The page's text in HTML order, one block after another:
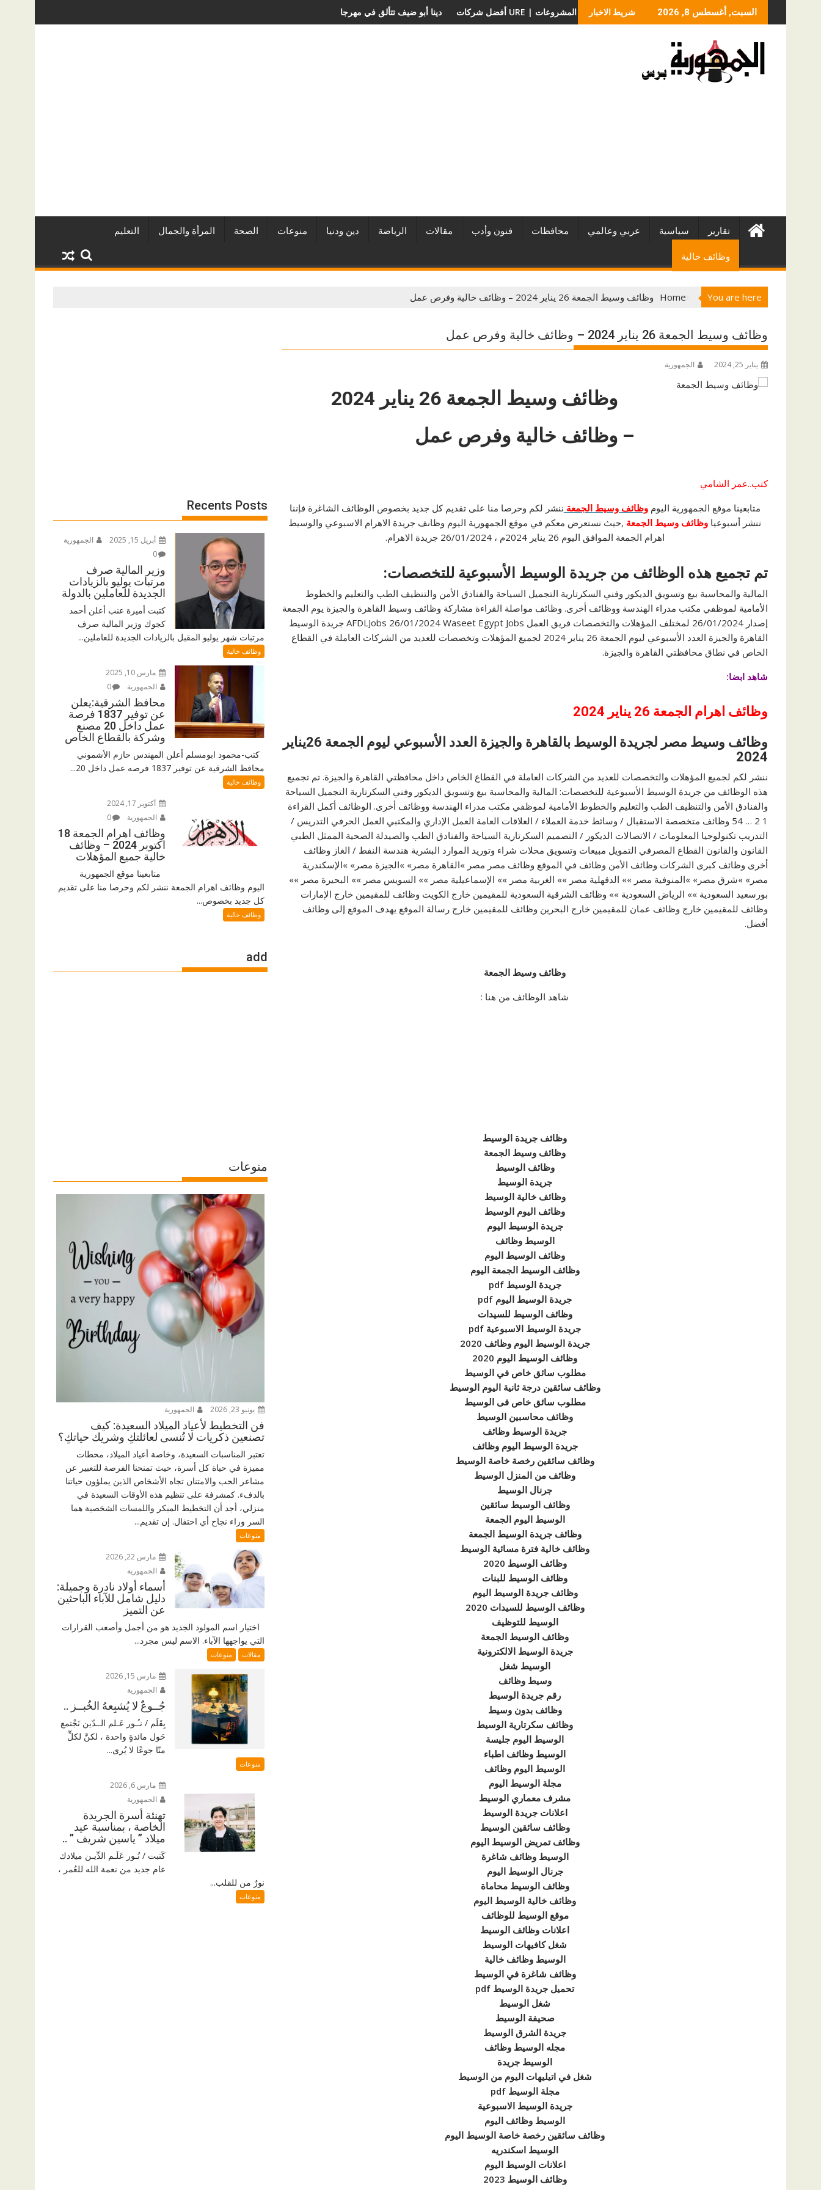
to
السبت, أغسطس 8, 2026 شريط الاخبار دينا أبو ضيف تتألق في مهرجان الصخرة الدولي للفاشون.. وتُتوَّج بلقب أفضل مصممة أزياء لعام 2026 أفضل شركات التطوير العقاري في مصر من URE | أكبر المطورين العقاريين وأبرز المشروعاتسعر عملية الانزلاق الغضروفي بالمنظار؟ ولماذا يختلف من مريض لآخر؟
تقارير سياسية عربي وعالمي محافظات فنون وأدب مقالات الرياضة دين ودنيا منوعات الصحة المرأة والجمال التعليم
وظائف خالية
You are here
Home وظائف وسيط الجمعة 26 يناير 2024 – وظائف خالية وفرص عمل
وظائف وسيط الجمعة 26 يناير 2024 – وظائف خالية وفرص عمل
يناير 25, 2024 الجمهورية
وظائف وسيط الجمعة 26 يناير 2024
– وظائف خالية وفرص عمل
كتب..عمر الشامي
متابعينا موقع الجمهورية اليوموظائف وسيطالجمعة ننشر لكم وحرصا منا على تقديم كل جديد بخصوص الوظائف الشاغرة فإننا
ننشر أسبوعيا وظائف وسيط الجمعة ,حيث نستعرض معكم في موقع الجمهورية اليوم وظاىف جريدة الاهرام الاسبوعي والوسيط
اهرام الجمعة الموافق اليوم 26 يناير 2024م ، 26/01/2024 جريدة الاهرام.
تم تجميع هذه الوظائف من جريدة الوسيط الأسبوعية للتخصصات:
المالية والمحاسبة بيع وتسويق الديكور وفني السكرتارية التجميل السياحة والفنادق الأمن والتنظيف الطب والتعليم والخطوط
الأمامية لموظفي مكتب مدراء الهندسة ووظائف أخرى. وظائف مواصلة القراءة مشاركة وظائف وسيط القاهرة والجيزة يوم الجمعة
إصدار 26/01/2024 لمختلف المؤهلات والتخصصات فريق العمل AFDLJobs 26/01/2024 Waseet Egypt Jobs جريدة الوسيط
القاهرة والجيزة العدد الأسبوعي ليوم الجمعة 26 يناير 2024 لجميع المؤهلات وتخصصات للعديد من الشركات العاملة في القطاع
الخاص في نطاق محافظتي القاهرة والجيزة.
شاهد ابضا:
وظائف اهرام الجمعة 26 يناير 2024
وظائف وسيط مصر لجريدة الوسيط بالقاهرة والجيزة العدد الأسبوعي ليوم الجمعة 26يناير
2024
ننشر لكم لجميع المؤهلات والتخصصات للعديد من الشركات العاملة في القطاع الخاص داخل محافظتي القاهرة والجيزة. تم تجميع
هذه الوظائف من جريدة الوسيط الأسبوعية للتخصصات: المالية والمحاسبة بيع وتسويق الديكور وفني السكرتارية التجميل السياحة
والفنادق الأمن والتنظيف الطب والتعليم والخطوط الأمامية لموظفي مكتب مدراء الهندسة ووظائف أخرى. الوظائف أكمل القراءة
1 2 … 54 وظائف متخصصة الاستقبال / وسائط خدمة العملاء / العلاقات العامة العمل الإداري والمكتبي العمل الحرفي التدريس /
التدريب تكنولوجيا المعلومات / الاتصالات الديكور / التصميم السكرتارية السياحة والفنادق الطب والصيدلة الصحية الممثل الطبي
القانون والقانون القطاع المصرفي التمويل مبيعات وتسويق محلات شراء وتوريد الموارد البشرية هندسة النفط / الغاز وظائف
أخرى وظائف كبرى الشركات وظائف الأمن وظائف في الموقع وظائف مصر مصر »القاهرة مصر» »الجيزة مصر» »الإسكندرية
مصر» »شرق مصر» »المنوفية مصر »» الدقهلية مصر »» الغربية مصر »» الإسماعيلية مصر »» السويس مصر »» البحيرة مصر »»
بورسعيد السعودية »» الرياض السعودية »» وظائف الشرقية السعودية للمقيمين خارج الكويت وظائف للمقيمين خارج الإمارات
وظائف للمقيمين خارج وظائف عمان للمقيمين خارج البحرين وظائف للمقيمين خارج رسالة الموقع يهدف الموقع إلى وظائف
أفضل.
وظائف وسيط الجمعة
شاهد الوظائف من هنا :
وظائف جريدة الوسيط
وظائف وسيط الجمعة
وظائف الوسيط
جريدة الوسيط
وظائف خالية الوسيط
وظائف اليوم الوسيط
جريدة الوسيط اليوم
الوسيط وظائف
وظائف الوسيط اليوم
وظائف الوسيط الجمعة اليوم
جريدة الوسيط pdf
جريدة الوسيط اليوم pdf
وظائف الوسيط للسيدات
جريدة الوسيط الاسبوعية pdf
جريدة الوسيط اليوم وظائف 2020
وظائف الوسيط اليوم 2020
مطلوب سائق خاص في الوسيط
وظائف سائقين درجة ثانية اليوم الوسيط
مطلوب سائق خاص فى الوسيط
وظائف محاسبين الوسيط
جريدة الوسيط وظائف
جريدة الوسيط اليوم وظائف
وظائف سائقين رخصة خاصة الوسيط
وظائف من المنزل الوسيط
جرنال الوسيط
وظائف الوسيط سائقين
الوسيط اليوم الجمعة
وظائف جريدة الوسيط الجمعة
وظائف خالية فترة مسائية الوسيط
وظائف الوسيط 2020
وظائف الوسيط للبنات
وظائف جريدة الوسيط اليوم
وظائف الوسيط للسيدات 2020
الوسيط للتوظيف
وظائف الوسيط الجمعة
جريدة الوسيط الالكترونية
الوسيط شغل
وسيط وظائف
رقم جريدة الوسيط
وظائف بدون وسيط
وظائف سكرتارية الوسيط
الوسيط اليوم جليسة
الوسيط وظائف اطباء
الوسيط اليوم وظائف
مجلة الوسيط اليوم
مشرف معماري الوسيط
اعلانات جريدة الوسيط
وظائف سائقين الوسيط
وظائف تمريض الوسيط اليوم
الوسيط وظائف شاغرة
جرنال الوسيط اليوم
وظائف الوسيط محاماة
وظائف خالية الوسيط اليوم
موقع الوسيط للوظائف
اعلانات وظائف الوسيط
شغل كافيهات الوسيط
الوسيط وظائف خالية
وظائف شاغرة في الوسيط
تحميل جريدة الوسيط pdf
شغل الوسيط
صحيفة الوسيط
جريدة الشرق الوسيط
مجله الوسيط وظائف
الوسيط جريدة
شغل في اتيليهات اليوم من الوسيط
مجلة الوسيط pdf
جريدة الوسيط الاسبوعية
الوسيط وظائف اليوم
وظائف سائقين رخصة خاصة الوسيط اليوم
الوسيط اسكندريه
اعلانات الوسيط اليوم
وظائف الوسيط 2023
Recents Posts
أبريل 15, 2025
الجمهورية
0
وزير المالية صرف
مرتبات يوليو بالزيادات
الجديدة للعاملين بالدولة
كتبت أميرة عنب أعلن أحمد
كجوك وزير المالية صرف
مرتبات شهر يوليو المقبل بالزيادات الجديدة للعاملين...
وظائف خالية
مارس 10, 2025
الجمهورية
0
محافظ الشرقية:يعلن
عن توفير 1837 فرصة
عمل داخل 20 مصنع
وشركة بالقطاع الخاص
كتب-محمود ابومسلم أعلن المهندس حازم الأشموني
محافظ الشرقية عن توفير 1837 فرصه عمل داخل 20...
وظائف خالية
أكتوبر 17, 2024
الجمهورية
0
وظائف اهرام الجمعة 18
اكتوبر 2024 – وظائف
خالية جميع المؤهلات
متابعينا موقع الجمهورية
اليوم وظائف اهرام الجمعة ننشر لكم وحرصا منا على تقديم
كل جديد بخصوص...
وظائف خالية
add
منوعات
يونيو 23, 2026 الجمهورية
فن التخطيط لأعياد الميلاد السعيدة: كيف
تصنعين ذكريات لا تُنسى لعائلتكِ وشريك حياتكِ؟
تعتبر المناسبات السعيدة، وخاصة أعياد الميلاد، محطات
مميزة في حياة كل أسرة، حيث تمنحنا الفرصة للتعبير عن
مشاعر الحب والامتنان تجاه الأشخاص الذين يملؤون حياتنا
بالدفء. كمشرفة على تنظيم هذه الأوقات السعيدة في
منزلي، أجد أن التخطيط المبكر واللمسات الشخصية هما
السر وراء نجاح أي احتفال. إن تقديم...
منوعات
مارس 22, 2026
الجمهورية
أسماء أولاد نادرة وجميلة:
دليل شامل للآباء الباحثين
عن التميز
اختيار اسم المولود الجديد هو من أجمل وأصعب القرارات
التي يواجهها الآباء. الاسم ليس مجرد...
مقالات منوعات
مارس 15, 2026
الجمهورية
جُــوعٌ لا يُشبِعهُ الخُبــز ..
بِقَلَم / نـُـور عَـلم الــدّين نَجْتمع
حَول مائدةٍ واحدة ، لكنَّ لكلٍّ
منّا جوعًا لا يُرى...
منوعات
مارس 6, 2026
الجمهورية
تهنئة أسرة الجريدة
الخاصة ، بمناسبة عيد
ميلاد ” ياسين شريف ” ..
كَتبت / نُـور عَلَـم الدِّيـن ميلادك
عام جديد من نعمة الله للعُمر ،
نورٌ من للقلب...
منوعات